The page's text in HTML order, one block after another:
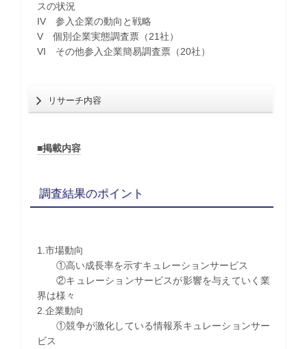
スの状況
IV 参入企業の動向と戦略
V 個別企業実態調査票（21社）
VI その他参入企業簡易調査票（20社）
リサーチ内容
■掲載内容
調査結果のポイント
1.市場動向
①高い成長率を示すキュレーションサービス
②キュレーションサービスが影響を与えていく業
界は様々
2.企業動向
①競争が激化している情報系キュレーションサー
ビス